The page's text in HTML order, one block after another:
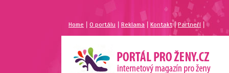
Home |O portálu Reklama Kontakt| Partneří